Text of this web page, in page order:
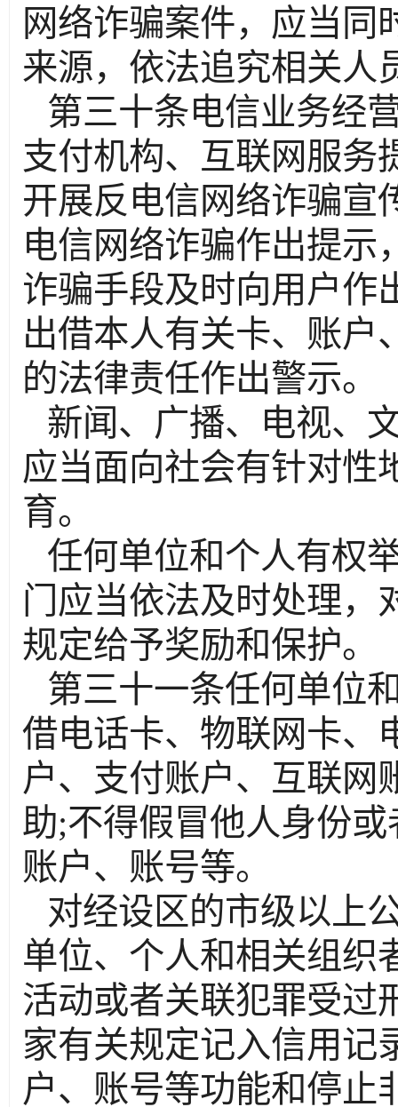
网络诈骗案件，应当同
来源，依法追究相关人
第三十条电信业务经
支付机构、互联网服务
开展反电信网络诈骗宣
电信网络诈骗作出提示
诈骗手段及时向用户作
出借本人有关卡、账户
的法律责任作出警示。
新闻、广播、电视、
应当面向社会有针对性
育。
任何单位和个人有权
门应当依法及时处理，
规定给予奖励和保护。
第三十一条任何单位
借电话卡、物联网卡、
户、支付账户、互联网
助;不得假冒他人身份
账户、账号等。
对经设区的市级以上
单位、个人和相关组织
活动或者关联犯罪受过
家有关规定记入信用记
户、账号等功能和停止